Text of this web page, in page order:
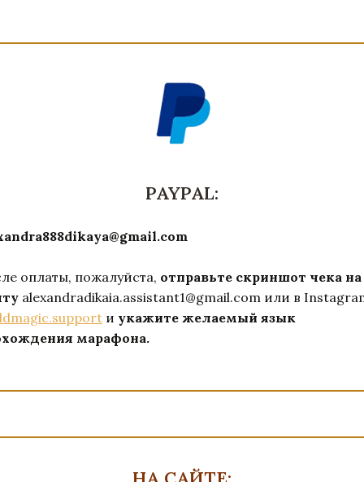
PAYPAL:
оплаты, пожалуйста, отправьте скриншот чека на
alexandradikaia.assistant1@gmail.com или в
и укажите желаемый язык
марафона.